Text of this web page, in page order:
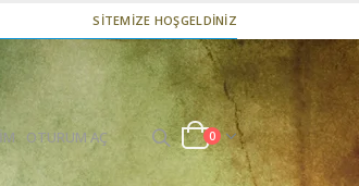
SİTEMİZE HOŞGELDİNİZ
OTURUM AÇ 0